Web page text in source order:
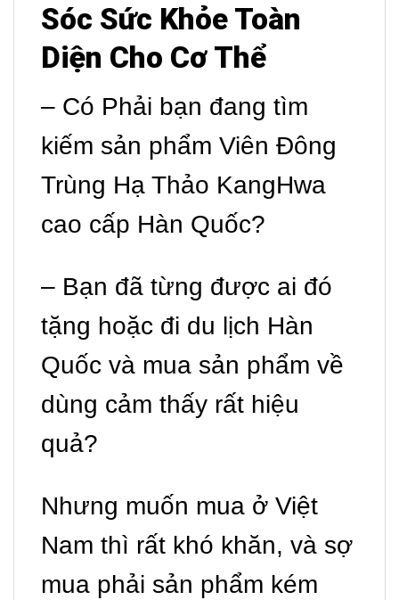
Sóc Sức Khỏe Toàn
Diện Cho Cơ Thể
– Có Phải bạn đang tìm
kiếm sản phẩm Viên Đông
Trùng Hạ Thảo KangHwa
cao cấp Hàn Quốc?
– Bạn đã từng được ai đó
tặng hoặc đi du lịch Hàn
Quốc và mua sản phẩm về
dùng cảm thấy rất hiệu
quả?
Nhưng muốn mua ở Việt
Nam thì rất khó khăn, và sợ
mua phải sản phẩm kém